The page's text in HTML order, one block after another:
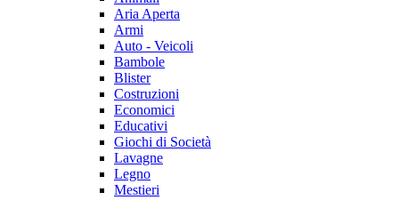
Aria Aperta
Armi
Auto - Veicoli
Bambole
Blister
Costruzioni
Economici
Educativi
Giochi di Società
Lavagne
Legno
Mestieri